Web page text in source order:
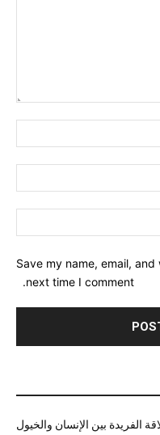
Save my name, email,
next time I comment.
الفريدة بين الإنسان والخيول